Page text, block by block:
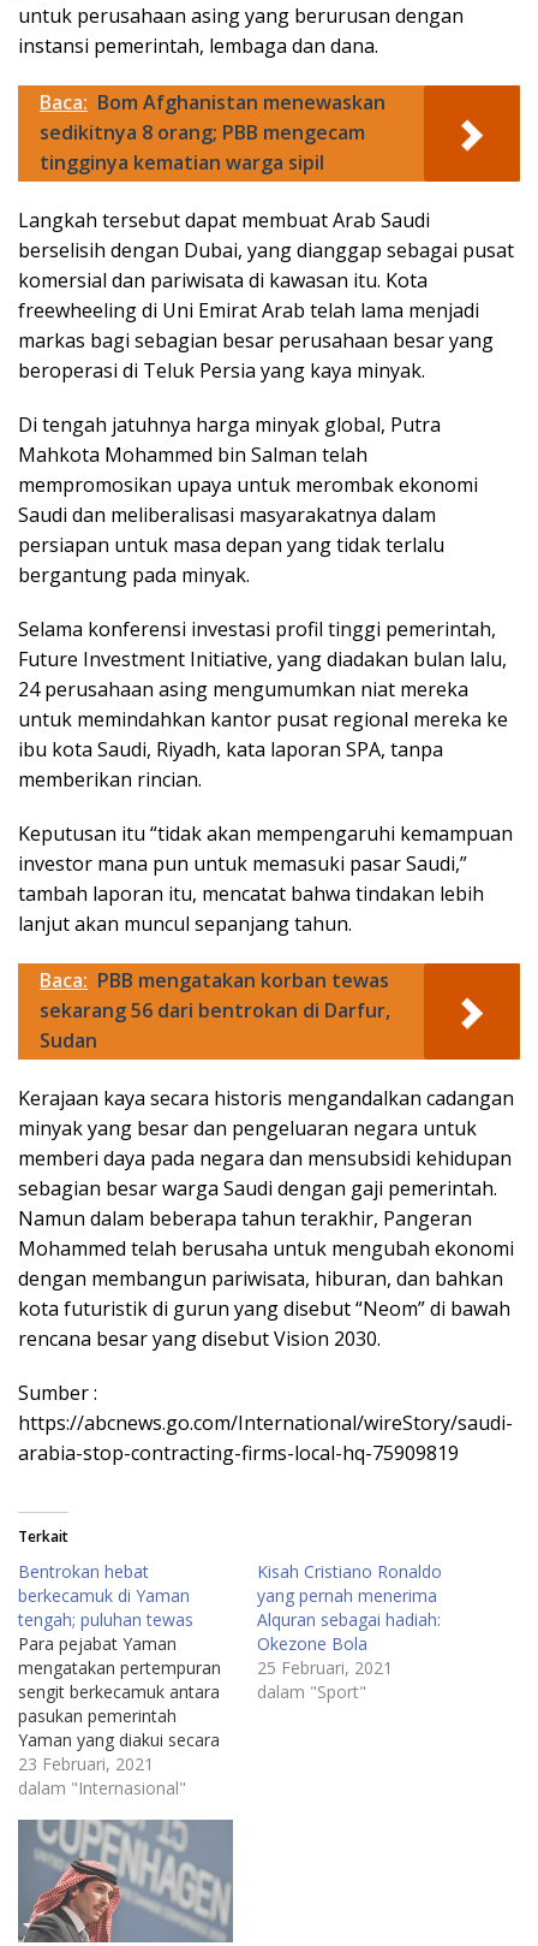
untuk perusahaan asing yang berurusan dengan
instansi pemerintah, lembaga dan dana.
Baca: Bom Afghanistan menewaskan
sedikitnya 8 orang; PBB mengecam
tingginya kematian warga sipil
Langkah tersebut dapat membuat Arab Saudi
berselisih dengan Dubai, yang dianggap sebagai pusat
komersial dan pariwisata di kawasan itu. Kota
freewheeling di Uni Emirat Arab telah lama menjadi
markas bagi sebagian besar perusahaan besar yang
beroperasi di Teluk Persia yang kaya minyak.
Di tengah jatuhnya harga minyak global, Putra
Mahkota Mohammed bin Salman telah
mempromosikan upaya untuk merombak ekonomi
Saudi dan meliberalisasi masyarakatnya dalam
persiapan untuk masa depan yang tidak terlalu
bergantung pada minyak.
Selama konferensi investasi profil tinggi pemerintah,
Future Investment Initiative, yang diadakan bulan lalu,
24 perusahaan asing mengumumkan niat mereka
untuk memindahkan kantor pusat regional mereka ke
ibu kota Saudi, Riyadh, kata laporan SPA, tanpa
memberikan rincian.
Keputusan itu “tidak akan mempengaruhi kemampuan
investor mana pun untuk memasuki pasar Saudi,”
tambah laporan itu, mencatat bahwa tindakan lebih
lanjut akan muncul sepanjang tahun.
Baca: PBB mengatakan korban tewas
sekarang 56 dari bentrokan di Darfur,
Sudan
Kerajaan kaya secara historis mengandalkan cadangan
minyak yang besar dan pengeluaran negara untuk
memberi daya pada negara dan mensubsidi kehidupan
sebagian besar warga Saudi dengan gaji pemerintah.
Namun dalam beberapa tahun terakhir, Pangeran
Mohammed telah berusaha untuk mengubah ekonomi
dengan membangun pariwisata, hiburan, dan bahkan
kota futuristik di gurun yang disebut “Neom” di bawah
rencana besar yang disebut Vision 2030.
Sumber :
https://abcnews.go.com/International/wireStory/saudi-
arabia-stop-contracting-firms-local-hq-75909819
Terkait
Bentrokan hebat
berkecamuk di Yaman
tengah; puluhan tewas
Para pejabat Yaman
mengatakan pertempuran
sengit berkecamuk antara
pasukan pemerintah
Yaman yang diakui secara
internasional dan
pemberontak Houthi
di provinsi strategis
Marib.Oleh AHMED AL-HAJ
dan SAMY MAGDY
Associated Press15
Februari 2021, 02.32• 4
23 Februari, 2021
dalam "Internasional"
Kisah Cristiano Ronaldo
yang pernah menerima
Alquran sebagai hadiah:
Okezone Bola
25 Februari, 2021
dalam "Sport"